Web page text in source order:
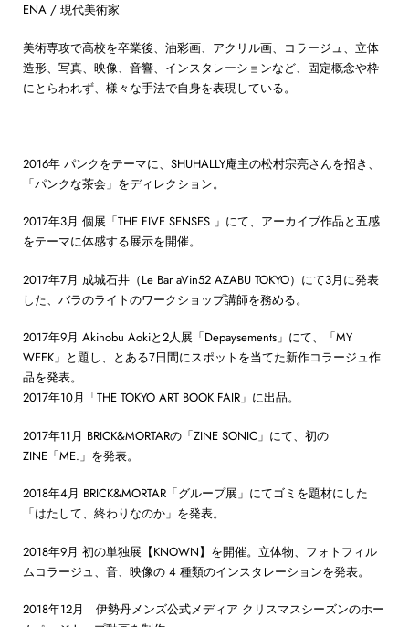
ENA / 現代美術家
美術専攻で高校を卒業後、油彩画、アクリル画、コラージュ、立体
造形、写真、映像、音響、インスタレーションなど、固定概念や枠
にとらわれず、様々な手法で自身を表現している。
2016年 パンクをテーマに、SHUHALLY庵主の松村宗亮さんを招き、
「パンクな茶会」をディレクション。
2017年3月 個展「THE FIVE SENSES 」にて、アーカイブ作品と五感
をテーマに体感する展示を開催。
2017年7月 成城石井（Le Bar aVin52 AZABU TOKYO）にて3月に発表
した、バラのライトのワークショップ講師を務める。
2017年9月 Akinobu Aokiと2人展「Depaysements」にて、「MY
WEEK」と題し、とある7日間にスポットを当てた新作コラージュ作
品を発表。
2017年10月「THE TOKYO ART BOOK FAIR」に出品。
2017年11月 BRICK&MORTARの「ZINE SONIC」にて、初の
ZINE「ME.」を発表。
2018年4月 BRICK&MORTAR「グループ展」にてゴミを題材にした
「はたして、終わりなのか」を発表。
2018年9月 初の単独展【KNOWN】を開催。立体物、フォトフィル
ムコラージュ、音、映像の 4 種類のインスタレーションを発表。
2018年12月 伊勢丹メンズ公式メディア クリスマスシーズンのホー